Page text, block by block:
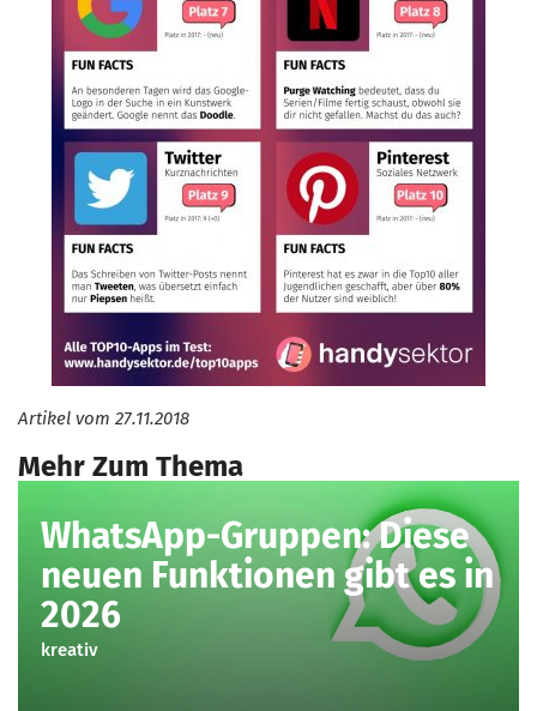
Artikel vom 27.11.2018
Mehr Zum Thema
WhatsApp-Gruppen: Diese
neuen Funktionen gibt es in
2026
kreativ